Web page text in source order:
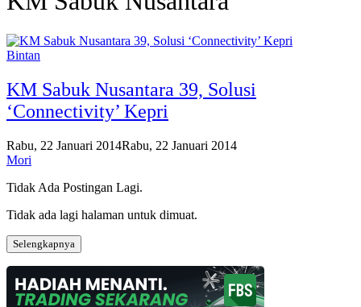
Bintan
KM Sabuk Nusantara 39, Solusi
‘Connectivity’ Kepri
Rabu, 22 Januari 2014Rabu, 22 Januari 2014
Mori
Tidak Ada Postingan Lagi.
Tidak ada lagi halaman untuk dimuat.
Selengkapnya